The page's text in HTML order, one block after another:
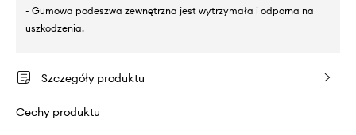
- Gumowa podeszwa zewnętrzna jest wytrzymała i odporna na
uszkodzenia.
Szczegóły produktu
Cechy produktu